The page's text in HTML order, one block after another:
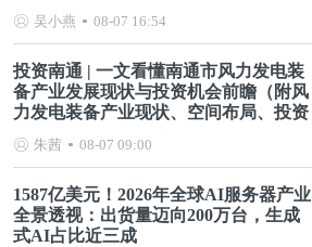
吴小燕 08-07 16:54
投资南通 | 一文看懂南通市风力发电装
备产业发展现状与投资机会前瞻（附风
力发电装备产业现状、空间布局、投资
朱茜 08-07 09:00
1587亿美元！2026年全球AI服务器产业
全景透视：出货量迈向200万台，生成
式AI占比近三成